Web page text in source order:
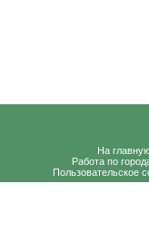
На
Работа по
Пользовательское